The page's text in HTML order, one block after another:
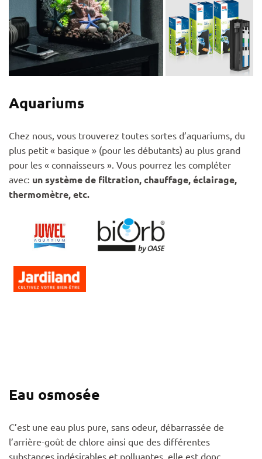
Aquariums
Chez nous, vous trouverez toutes sortes d’aquariums, du
plus petit « basique » (pour les débutants) au plus grand
pour les « connaisseurs ». Vous pourrez les compléter
avec: un système de filtration, chauffage, éclairage,
thermomètre, etc.
Eau osmosée
C’est une eau plus pure, sans odeur, débarrassée de
l’arrière-goût de chlore ainsi que des différentes
substances indésirables et polluantes, elle est donc